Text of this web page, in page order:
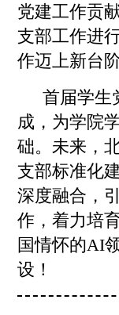
党建工作贡
支部工作进
作迈上新台阶
首届学生
成，为学院
础。未来，
支部标准化
深度融合，
作，着力培
国情怀的AI
设！